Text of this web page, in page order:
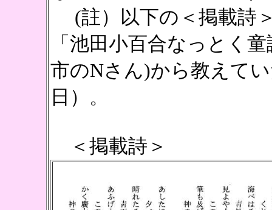
(註）以下の＜掲載詩
「池田小百合なっとく
市のNさん)から教えて
日）。
＜掲載詩＞